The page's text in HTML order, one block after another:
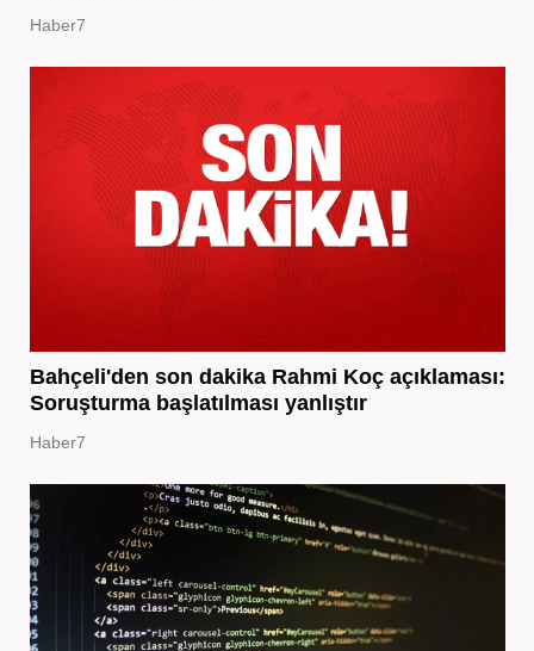
Haber7
Bahçeli'den son dakika Rahmi Koç açıklaması:
Soruşturma başlatılması yanlıştır
Haber7